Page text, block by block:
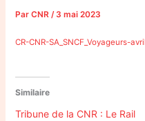
ParCNR/ 3 mai 2023
CR-CNR-SA_SNCF_Voyageurs-
Similaire
Tribune de la CNR : Le Rail